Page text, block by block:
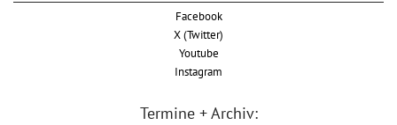
Facebook
X (Twitter)
Youtube
Instagram
Termine + Archiv: